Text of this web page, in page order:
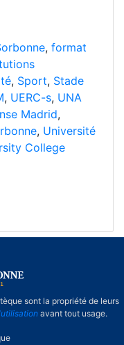
, format
, Sport, Stade
, UERC-s, UNA
Madrid,
, Université
College
sont la propriété de leurs
avant tout usage.